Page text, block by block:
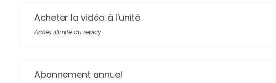
Acheter la vidéo à l'unité
Accès illimité au replay
Abonnement annuel